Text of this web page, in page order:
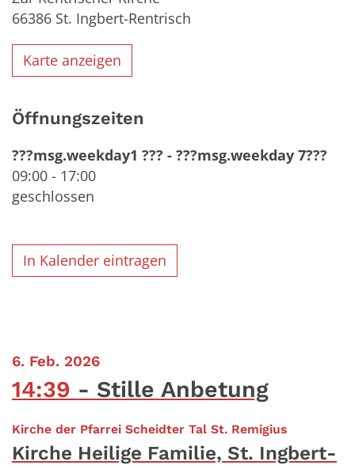
66386 St. Ingbert-Rentrisch
Karte anzeigen
Öffnungszeiten
???msg.weekday1 ??? - ???msg.weekday 7???
09:00 - 17:00
geschlossen
In Kalender eintragen
6. Feb. 2026:
14:39 Stille Anbetung
Kirche der Pfarrei Scheidter Tal St. Remigius:
Kirche Heilige Familie, St. Ingbert-